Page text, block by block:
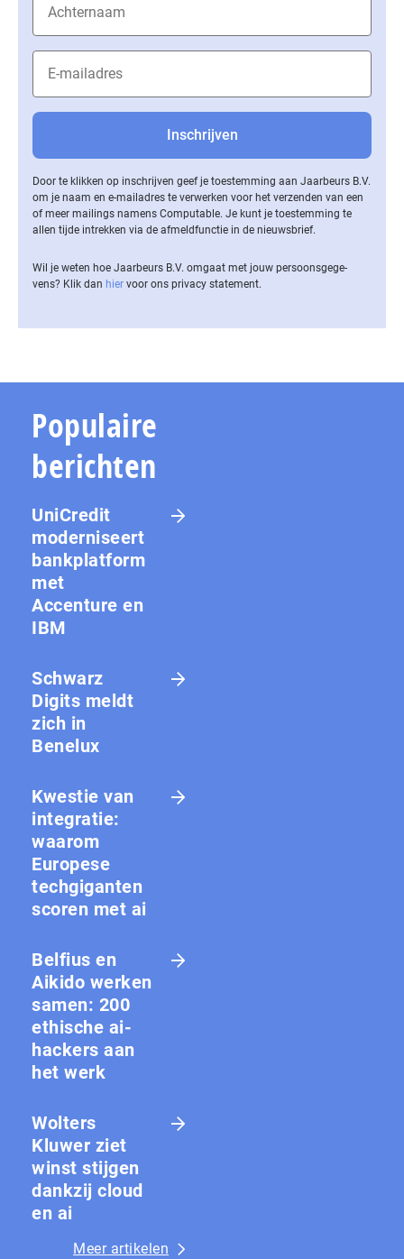
Door te klikken op inschrijven geef je toestemming aan Jaarbeurs B.V.
om je naam en e-mailadres te verwerken voor het verzenden van een
of meer mailings namens Computable. Je kunt je toestemming te
allen tijde intrekken via de af­meld­func­tie in de nieuwsbrief.
Wil je weten hoe Jaarbeurs B.V. omgaat met jouw per­soons­ge­ge­
vens? Klik dan hier voor ons privacy statement.
Populaire
berichten
UniCredit
moderniseert
bankplatform
met
Accenture en
IBM
Schwarz
Digits meldt
zich in
Benelux
Kwestie van
integratie:
waarom
Europese
techgiganten
scoren met ai
Belfius en
Aikido werken
samen: 200
ethische ai-
hackers aan
het werk
Wolters
Kluwer ziet
winst stijgen
dankzij cloud
en ai
Meer artikelen